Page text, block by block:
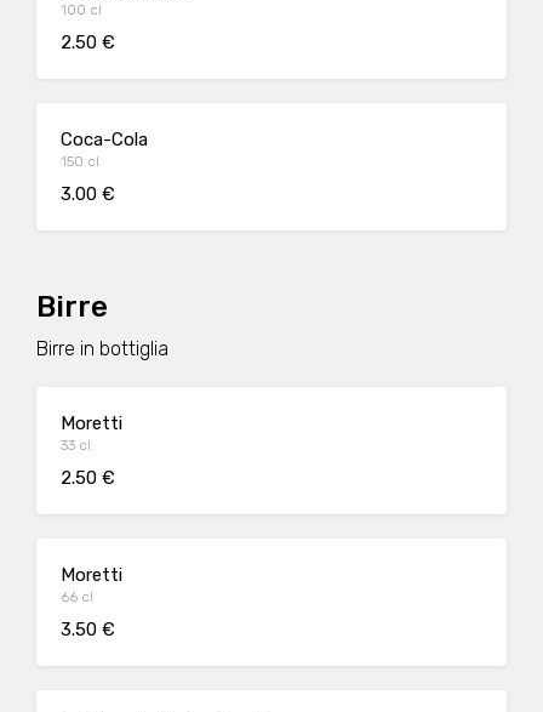
100 cl
2.50 €
Coca-Cola
150 cl
3.00 €
Birre
Birre in bottiglia
Moretti
33 cl
2.50 €
Moretti
66 cl
3.50 €